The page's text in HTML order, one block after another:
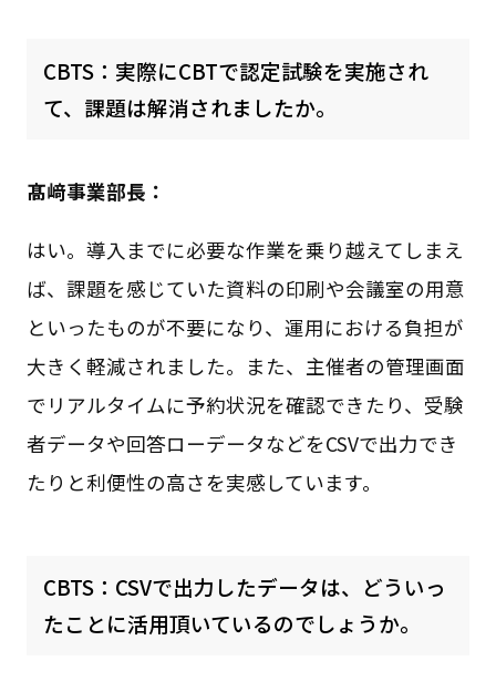
CBTS：実際にCBTで認定試験を実施され
て、課題は解消されましたか。
髙﨑事業部長：
はい。導入までに必要な作業を乗り越えてしまえ
ば、課題を感じていた資料の印刷や会議室の用意
といったものが不要になり、運用における負担が
大きく軽減されました。また、主催者の管理画面
でリアルタイムに予約状況を確認できたり、受験
者データや回答ローデータなどをCSVで出力でき
たりと利便性の高さを実感しています。
CBTS：CSVで出力したデータは、どういっ
たことに活用頂いているのでしょうか。